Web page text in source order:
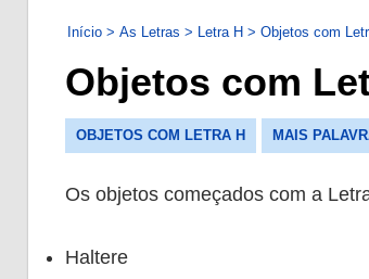
Início > As Letras > Letra H > Objetos com
Objetos com
OBJETOS COM LETRA H MAIS
Os objetos começados com a
Haltere